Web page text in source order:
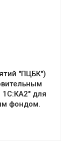
"ПЦБК")
1С:КА2" для
фондом.